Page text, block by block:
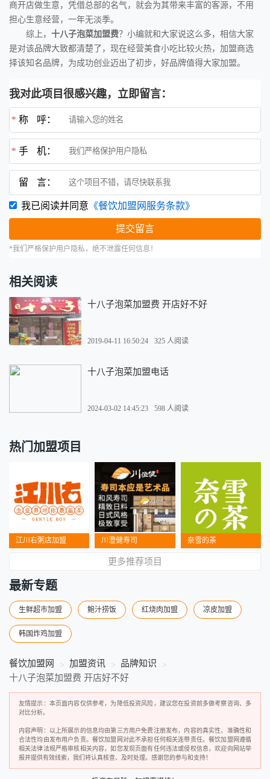
商开店做生意，凭借总部的名气，就会为其带来丰富的客源，不用
担心生意经营，一年无淡季。
综上， 十八子泡菜加盟费？小编就和大家说这么多，相信大家
是对该品牌大致都清楚了，现在经营美食小吃比较火热，加盟商选
择该知名品牌，为成功创业迈出了初步，好品牌值得大家加盟。
我对此项目很感兴趣，立即留言：
* 称 呼：
* 手 机：
留 言：
我已阅读并同意 《餐饮加盟网服务条款》
*我们严格保护用户隐私，绝不泄露任何信息！
相关阅读
十八子泡菜加盟费 开店好不好
2019-04-11 16:50:24 325 人阅读
十八子泡菜加盟电话
2024-03-02 14:45:23 598 人阅读
热门加盟项目
江川右粥店加盟 川澄健寿司 奈雪的茶
更多推荐项目
最新专题
生鲜超市加盟 鲍汁捞饭 红烧肉加盟 凉皮加盟
韩国炸鸡加盟
餐饮加盟网 加盟资讯
品牌知识
十八子泡菜加盟费 开店好不好
友情提示：本页面内容仅供参考，为降低投资风险，建议您在投资前多做考察咨询、多
对比分析。
内容声明：以上所展示的信息均由第三方用户免费注册发布，内容的真实性、准确性和
合法性均由发布用户负责。餐饮加盟网对此不承担任何相关连带责任。餐饮加盟网遵循
相关法律法规严格审核相关内容，如您发现页面有任何违法或侵权信息，欢迎向网站举
报并提供有效线索，我们将认真核查、及时处理。感谢您的参与和支持！